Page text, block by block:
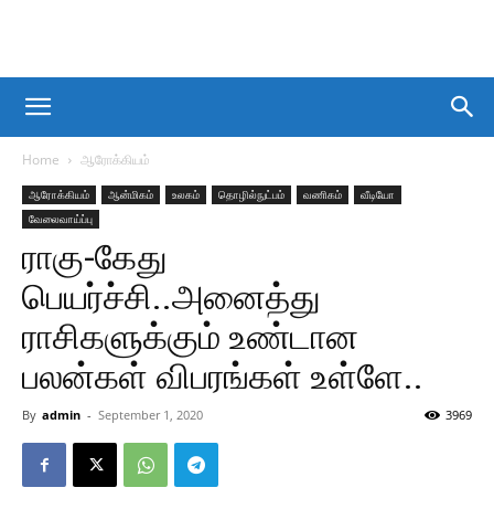
Home ஆரோக்கியம்
ஆரோக்கியம் ஆன்மிகம் உலகம் தொழில்நுட்பம் வணிகம்
வீடியோ
வேலைவாய்ப்பு
ராகு-கேது
பெயர்ச்சி..அனைத்து
ராசிகளுக்கும் உண்டான
பலன்கள் விபரங்கள் உள்ளே..
By admin - September 1, 2020 3969